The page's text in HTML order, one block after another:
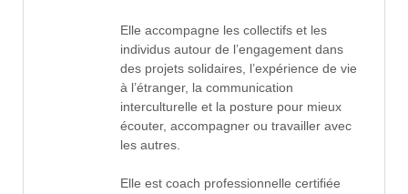
Elle accompagne les collectifs et les
individus autour de l’engagement dans
des projets solidaires, l’expérience de vie
à l’étranger, la communication
interculturelle et la posture pour mieux
écouter, accompagner ou travailler avec
les autres.
Elle est coach professionnelle certifiée